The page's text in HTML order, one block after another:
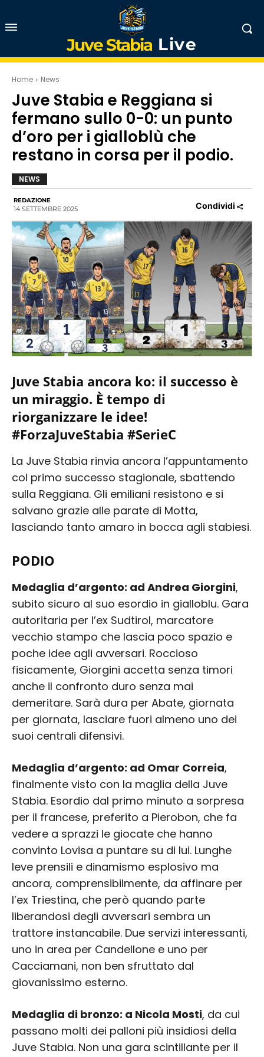
Juve Stabia Live
Home News
Juve Stabia e Reggiana si
fermano sullo 0-0: un punto
d’oro per i gialloblù che
restano in corsa per il podio.
NEWS
REDAZIONE
14 SETTEMBRE 2025 Condividi
Juve Stabia ancora ko: il successo è
un miraggio. È tempo di
riorganizzare le idee!
#ForzaJuveStabia #SerieC
La Juve Stabia rinvia ancora l’appuntamento
col primo successo stagionale, sbattendo
sulla Reggiana. Gli emiliani resistono e si
salvano grazie alle parate di Motta,
lasciando tanto amaro in bocca agli stabiesi.
PODIO
Medaglia d’argento: ad Andrea Giorgini,
subito sicuro al suo esordio in gialloblu. Gara
autoritaria per l’ex Sudtirol, marcatore
vecchio stampo che lascia poco spazio e
poche idee agli avversari. Roccioso
fisicamente, Giorgini accetta senza timori
anche il confronto duro senza mai
demeritare. Sarà dura per Abate, giornata
per giornata, lasciare fuori almeno uno dei
suoi centrali difensivi.
Medaglia d’argento: ad Omar Correia,
finalmente visto con la maglia della Juve
Stabia. Esordio dal primo minuto a sorpresa
per il francese, preferito a Pierobon, che fa
vedere a sprazzi le giocate che hanno
convinto Lovisa a puntare su di lui. Lunghe
leve prensili e dinamismo esplosivo ma
ancora, comprensibilmente, da affinare per
l’ex Triestina, che però quando parte
liberandosi degli avversari sembra un
trattore instancabile. Due servizi interessanti,
uno in area per Candellone e uno per
Cacciamani, non ben sfruttato dal
giovanissimo esterno.
Medaglia di bronzo: a Nicola Mosti, da cui
passano molti dei palloni più insidiosi della
Juve Stabia. Non una gara scintillante per il